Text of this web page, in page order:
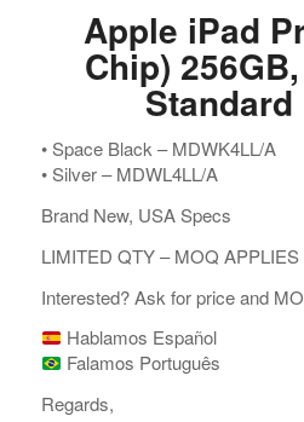
Apple iPad
Chip)
•⁠ ⁠⁠Space Black – MDWK4LL/A
•⁠ ⁠⁠Silver – MDWL4LL/A
Brand New, USA Specs
LIMITED QTY – MOQ APPLIES
Interested? Ask for price and
Hablamos Español
Falamos Português
Regards,